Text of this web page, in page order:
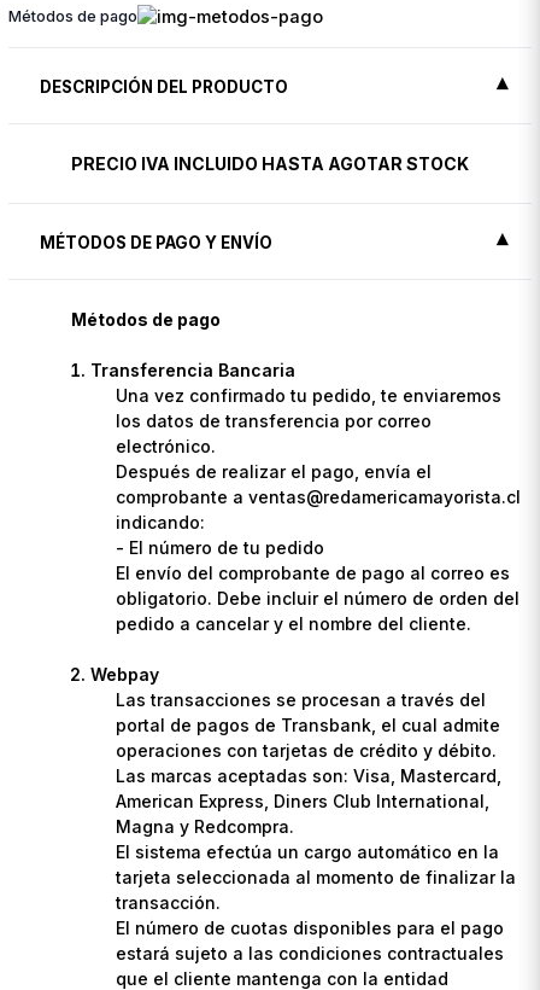
Métodos de pago
DESCRIPCIÓN DEL PRODUCTO
PRECIO IVA INCLUIDO HASTA AGOTAR STOCK
MÉTODOS DE PAGO Y ENVÍO
Métodos de pago
Transferencia Bancaria
Una vez confirmado tu pedido, te enviaremos
los datos de transferencia por correo
electrónico.
Después de realizar el pago, envía el
comprobante a ventas@redamericamayorista.cl
indicando:
- El número de tu pedido
El envío del comprobante de pago al correo es
obligatorio. Debe incluir el número de orden del
pedido a cancelar y el nombre del cliente.
Webpay
Las transacciones se procesan a través del
portal de pagos de Transbank, el cual admite
operaciones con tarjetas de crédito y débito.
Las marcas aceptadas son: Visa, Mastercard,
American Express, Diners Club International,
Magna y Redcompra.
El sistema efectúa un cargo automático en la
tarjeta seleccionada al momento de finalizar la
transacción.
El número de cuotas disponibles para el pago
estará sujeto a las condiciones contractuales
que el cliente mantenga con la entidad